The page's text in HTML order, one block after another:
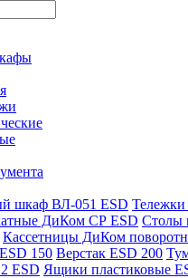
шкаф ВЛ-051 ESD
ДиКом СР ESD Столы
Кассетницы ДиКом
150 Верстак ESD 200
ESD Ящики пластиковые